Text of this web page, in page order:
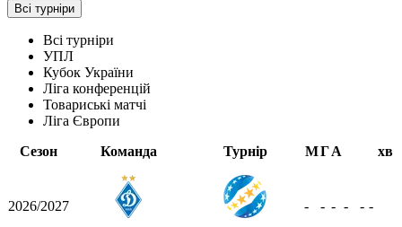
Всі турніри
Всі турніри
УПЛ
Кубок України
Ліга конференцій
Товариські матчі
Ліга Європи
Сезон
Команда Турнір МГА хв
2026/2027 - - - - - -